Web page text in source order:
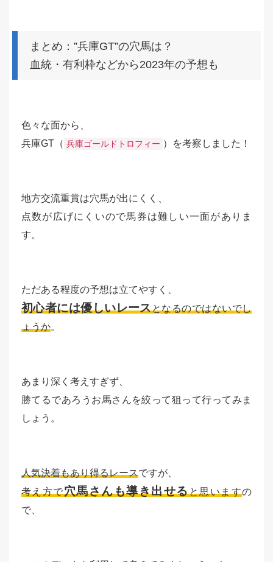
まとめ：”兵庫GT”の穴馬は？
血統・有利枠などから2023年の予想も
色々な面から、
兵庫GT（ 兵庫ゴールドトロフィー ）を考察しました！
地方交流重賞は穴馬が出にくく、
点数が広げにくいので馬券は難しい一面がありま
す。
ただある程度の予想は立てやすく、
初心者には優しいレースとなるのではないでし
ょうか。
あまり深く考えすぎず、
勝てるであろうお馬さんを絞って狙って行ってみま
しょう。
人気決着もあり得るレースですが、
考え方で穴馬さんも導き出せると思いますの
で、